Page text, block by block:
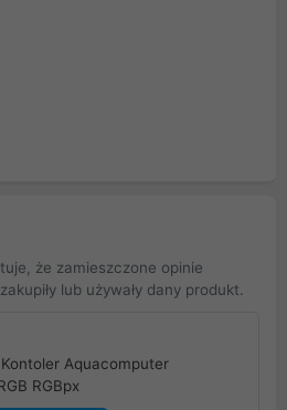
że zamieszczone opinie
lub używały dany produkt.
Aquacomputer
RGBpx